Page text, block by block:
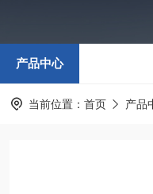
产品中心
当前位置： 首页 产品